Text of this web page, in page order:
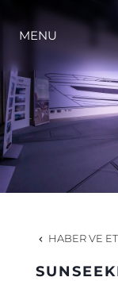
MENU
HABER VE